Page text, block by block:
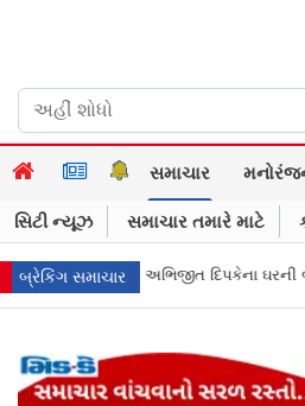
સમાચાર
સિટી ન્યૂઝ સમાચાર તમારે માટે
બ્રેકિંગ સમાચાર
દિપકેના ઘરની બહાર શરૂ કરી ભૂખ હડતાળ